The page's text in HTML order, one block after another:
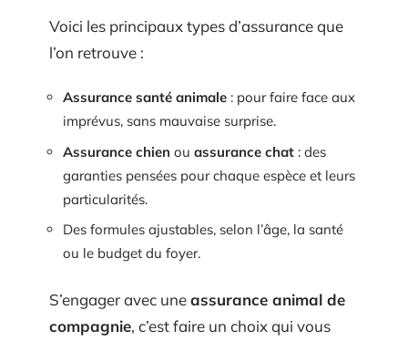
Voici les principaux types d’assurance que
l’on retrouve :
Assurance santé animale : pour faire face aux
imprévus, sans mauvaise surprise.
Assurance chien ou assurance chat : des
garanties pensées pour chaque espèce et leurs
particularités.
Des formules ajustables, selon l’âge, la santé
ou le budget du foyer.
S’engager avec uneassurance animal de
compagnie, c’est faire un choix qui vous